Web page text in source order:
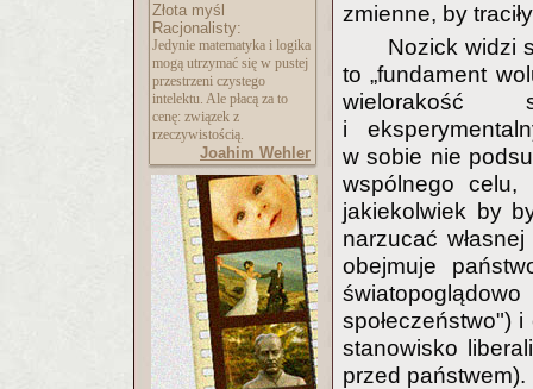
Złota myśl
Racjonalisty:
Jedynie matematyka i logika
mogą utrzymać się w pustej
przestrzeni czystego
intelektu. Ale płacą za to
cenę: związek z
rzeczywistością.
Joahim Wehler
zmienne, by
Nozick widzi
to „fundament
wielorakość
i
w sobie nie
wspólnego celu,
jakiekolwiek by
narzucać
obejmuje
społeczeństwo")
stanowisko
przed państwem).